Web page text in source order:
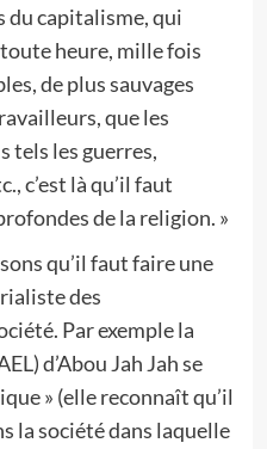
du capitalisme, qui
heure, mille fois
de plus sauvages
que les
tels les guerres,
c’est là qu’il faut
de la religion. »
qu’il faut faire une
des
Par exemple la
d’Abou Jah Jah se
» (elle reconnaît qu’il
la société dans laquelle